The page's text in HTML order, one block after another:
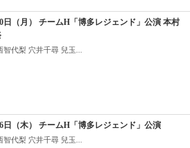
日（月） チームH「博多レジェンド」公演 本村
代梨 穴井千尋 兒玉...
日（木） チームH「博多レジェンド」公演
代梨 穴井千尋 兒玉...